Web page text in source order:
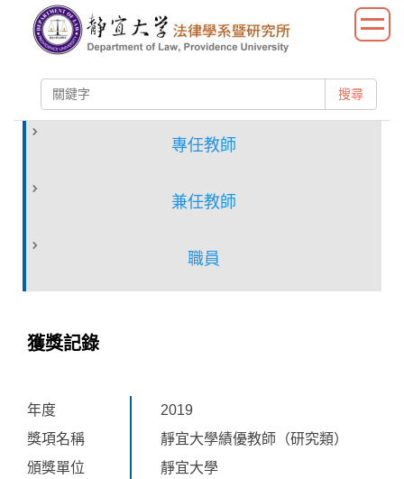
容
搜尋
專任教師
兼任教師
職員
獲獎記錄
年度
2019
獎項名稱
靜宜大學績優教師（研究類）
頒獎單位
靜宜大學